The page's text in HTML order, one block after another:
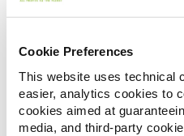
Cookie Preferences
This website uses technical
easier, analytics cookies to
cookies aimed at
media, and third-party
A post shared by Almo Nature
2017 at
//
________1 - Secondo Regolamento